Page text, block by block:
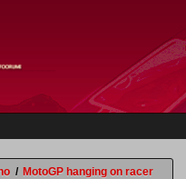
/ MotoGP hanging on racer